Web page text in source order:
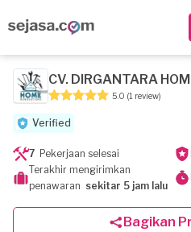
CV. DIRGANTARA
5.0 (1 review)
Verified
7 Pekerjaan selesai
Terakhir mengirimkan
penawaran sekitar 5 jam lalu
Bagikan